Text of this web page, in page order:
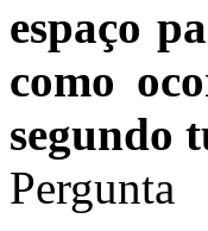
espaço
como
segundo